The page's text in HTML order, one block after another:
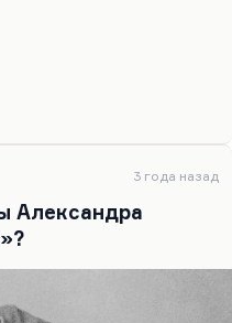
( вышел её
третий) —
глубоко
ссылок
быть ещё
Коткина феномену
100-
все ответы,
3 года назад
Александра